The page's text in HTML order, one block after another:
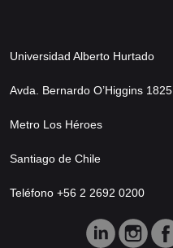
Universidad Alberto Hurtado
Avda. Bernardo O’Higgins 1825
Metro Los Héroes
Santiago de Chile
Teléfono +56 2 2692 0200